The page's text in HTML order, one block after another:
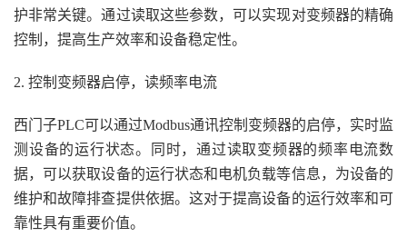
护非常关键。通过读取这些参数，可以实现对变频器的精确
控制，提高生产效率和设备稳定性。
2. 控制变频器启停，读频率电流
西门子PLC可以通过Modbus通讯控制变频器的启停，实时监
测设备的运行状态。同时，通过读取变频器的频率电流数
据，可以获取设备的运行状态和电机负载等信息，为设备的
维护和故障排查提供依据。这对于提高设备的运行效率和可
靠性具有重要价值。